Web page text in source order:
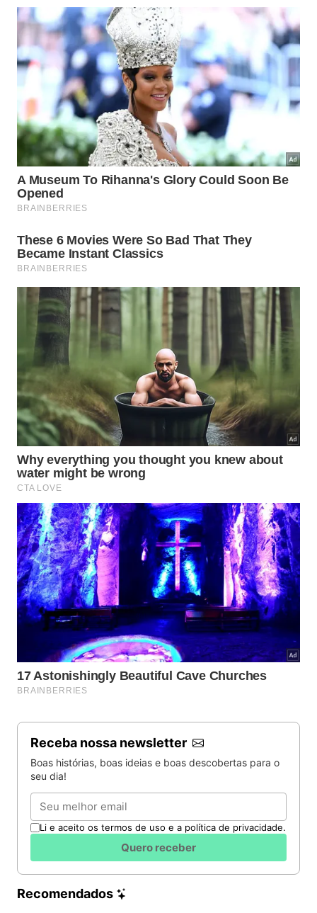
Receba nossa newsletter
Boas histórias, boas ideias e boas descobertas para o
seu dia!
Email
Li e aceito os termos de uso e a política de privacidade.
Quero receber
Recomendados